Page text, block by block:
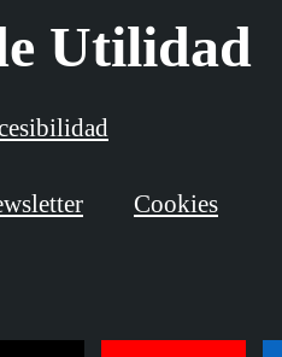
Utilidad
Cookies